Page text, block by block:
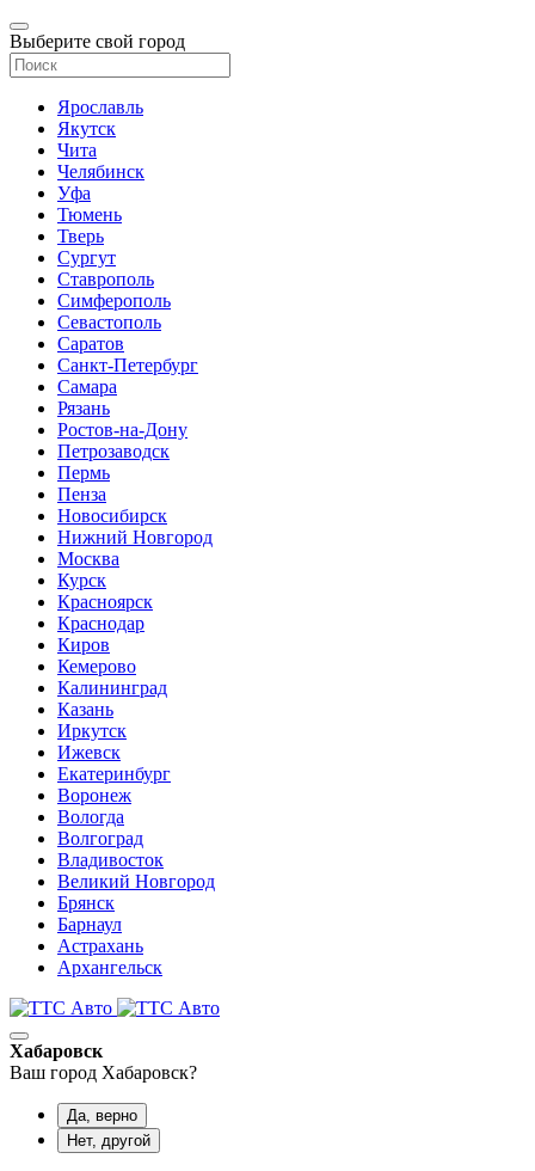
Выберите свой город
Ярославль
Якутск
Чита
Челябинск
Уфа
Тюмень
Тверь
Сургут
Ставрополь
Симферополь
Севастополь
Саратов
Санкт-Петербург
Самара
Рязань
Ростов-на-Дону
Петрозаводск
Пермь
Пенза
Новосибирск
Нижний Новгород
Москва
Курск
Красноярск
Краснодар
Киров
Кемерово
Калининград
Казань
Иркутск
Ижевск
Екатеринбург
Воронеж
Вологда
Волгоград
Владивосток
Великий Новгород
Брянск
Барнаул
Астрахань
Архангельск
Хабаровск
Ваш город Хабаровск?
Да, верно
Нет, другой